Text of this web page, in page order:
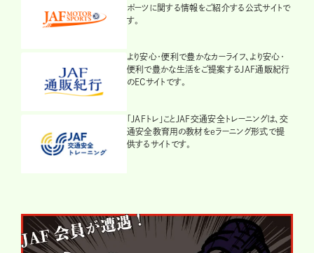
ポーツに関する情報をご紹介する公式サイトで
す。
より安心・便利で豊かなカーライフ、より安心・
便利で豊かな生活をご提案するJAF通販紀行
のECサイトです。
「JAFトレ」ことJAF交通安全トレーニングは、交
通安全教育用の教材をeラーニング形式で提
供するサイトです。